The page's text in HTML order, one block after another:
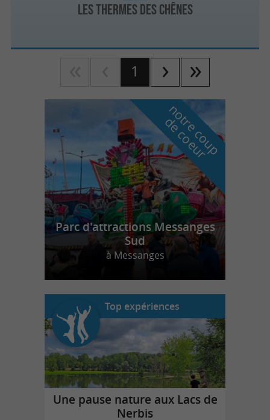
Les Thermes des Chênes
1
n
o
t
r
e
c
o
u
p
d
e
c
o
e
u
r
Parc d'attractions Messanges
Sud
à Messanges
Top expériences
Une pause nature aux Lacs de
Nerbis